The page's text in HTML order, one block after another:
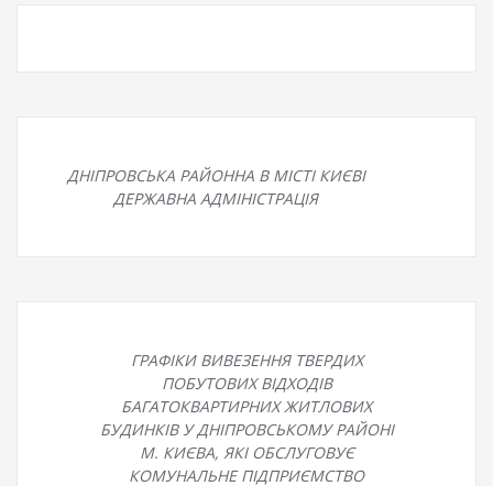
ДНІПРОВСЬКА РАЙОННА В МІСТІ КИЄВІ
ДЕРЖАВНА АДМІНІСТРАЦІЯ
ГРАФІКИ ВИВЕЗЕННЯ ТВЕРДИХ
ПОБУТОВИХ ВІДХОДІВ
БАГАТОКВАРТИРНИХ ЖИТЛОВИХ
БУДИНКІВ У ДНІПРОВСЬКОМУ РАЙОНІ
М. КИЄВА, ЯКІ ОБСЛУГОВУЄ
КОМУНАЛЬНЕ ПІДПРИЄМСТВО